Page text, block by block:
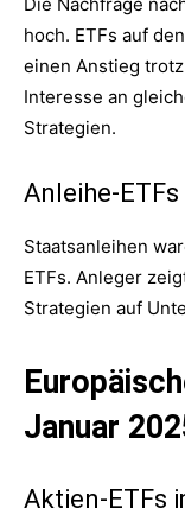
hoch. ETFs auf
einen Anstieg
Interesse an
Strategien.
Anleihe-ETFs
Staatsanleihen
ETFs. Anleger
Strategien auf
Januar
Aktien-ETFs